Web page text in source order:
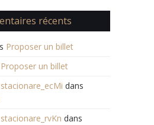
récents
Proposer un billet
Proposer un billet
dans
dans